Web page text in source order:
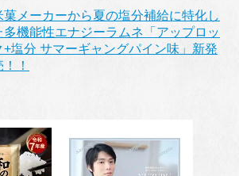
菓メーカーから夏の塩分補給に特化し
多機能性エナジーラムネ「アップロッ
+塩分 サマーギャングパイン味」新発
！